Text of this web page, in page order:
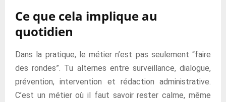
Ce que cela implique au
quotidien
Dans la pratique, le métier n’est pas seulement “faire
des rondes”. Tu alternes entre surveillance, dialogue,
prévention, intervention et rédaction administrative.
C’est un métier où il faut savoir rester calme, même